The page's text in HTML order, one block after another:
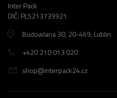
Inter Pack
DIČ: PL5213739921
Budowlana 30, 20-469, Lublin
+420 210 013 020
shop@interpack24.cz